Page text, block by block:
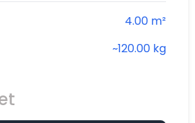
4.00 m²
~120.00 kg